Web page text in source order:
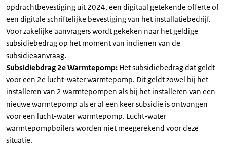
opdrachtbevestiging uit 2024, een digitaal getekende offerte of
een digitale schriftelijke bevestiging van het installatiebedrijf.
Voor zakelijke aanvragers wordt gekeken naar het geldige
subsidiebedrag op het moment van indienen van de
subsidieaanvraag.
Subsidiebdrag 2e Warmtepomp: Het subsidiebedrag dat geldt
voor een 2e lucht-water warmtepomp. Dit geldt zowel bij het
installeren van 2 warmtepompen als bij het installeren van een
nieuwe warmtepomp als er al een keer subsidie is ontvangen
voor een lucht-water warmtepomp. Lucht-water
warmtepompboilers worden niet meegerekend voor deze
situatie.